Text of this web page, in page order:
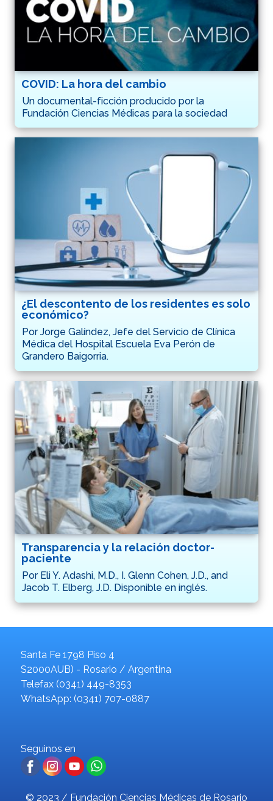
COVID: La hora del cambio
Un documental-ficción producido por la
Fundación Ciencias Médicas para la sociedad
¿El descontento de los residentes es solo
económico?
Por Jorge Galíndez, Jefe del Servicio de Clínica
Médica del Hospital Escuela Eva Perón de
Grandero Baigorria.
Transparencia y la relación doctor-
paciente
Por Eli Y. Adashi, M.D., I. Glenn Cohen, J.D., and
Jacob T. Elberg, J.D. Disponible en inglés.
Santa Fe 1798 Piso 4
S2000AUB) - Rosario / Argentina
Telefax (0341) 449-8353
WhatsApp: (0341) 707-0887
Seguinos en
© 2023 / Fundación Ciencias Médicas de Rosario